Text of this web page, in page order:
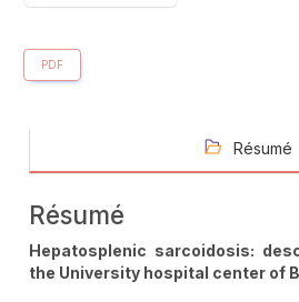
PDF
Résumé
Résumé
Hepatosplenic sarcoidosis:
the University hospital center of